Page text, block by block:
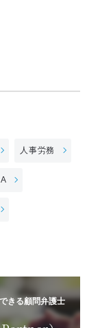
人事労務
きる顧問弁護士